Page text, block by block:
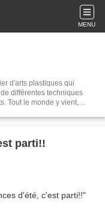
MENU
d'arts plastiques qui
différentes techniques
Tout le monde y vient,
c'est aussi un espace
parti!!